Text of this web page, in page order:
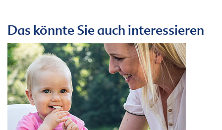
Das könnte Sie auch interessieren